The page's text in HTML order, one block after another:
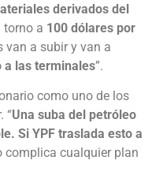
derivados del
torno a 100 dólares por
van a subir y van a
a las terminales”.
como uno de los
“Una suba del petróleo
Si YPF traslada esto a
complica cualquier plan